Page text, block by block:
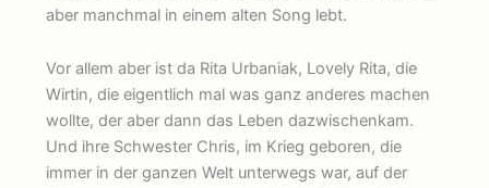
aber manchmal in einem alten Song lebt.
Vor allem aber ist da Rita Urbaniak, Lovely Rita, die
Wirtin, die eigentlich mal was ganz anderes machen
wollte, der aber dann das Leben dazwischenkam.
Und ihre Schwester Chris, im Krieg geboren, die
immer in der ganzen Welt unterwegs war, auf der